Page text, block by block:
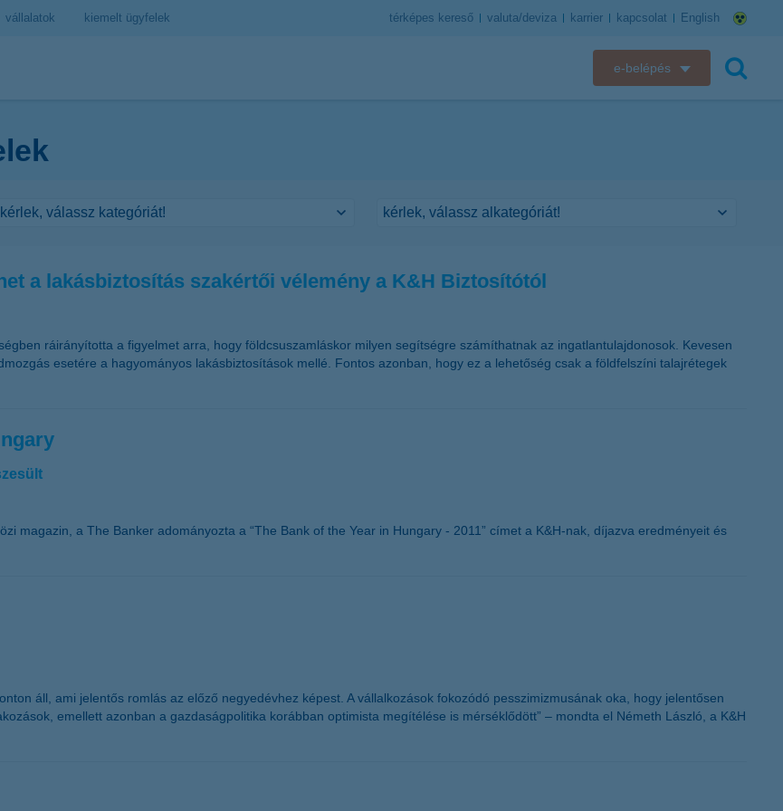
vállalatok kiemelt ügyfelek térképes kereső valuta/deviza karrier kapcsolat English
e-belépés
a lakásbiztosítás szakértői vélemény a K&H Biztosítótól
ráirányította a figyelmet arra, hogy földcsuszamláskor milyen segítségre számíthatnak az ingatlantulajdonosok. Kevesen
esetére a hagyományos lakásbiztosítások mellé. Fontos azonban, hogy ez a lehetőség csak a földfelszíni talajrétegek
magazin, a The Banker adományozta a “The Bank of the Year in Hungary - 2011” címet a K&H-nak, díjazva eredményeit és
áll, ami jelentős romlás az előző negyedévhez képest. A vállalkozások fokozódó pesszimizmusának oka, hogy jelentősen
emellett azonban a gazdaságpolitika korábban optimista megítélése is mérséklődött” – mondta el Németh László, a K&H